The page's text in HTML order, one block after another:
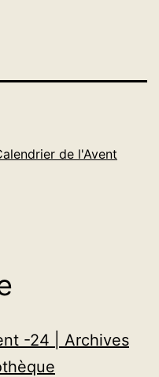
de l'Avent
-24 | Archives